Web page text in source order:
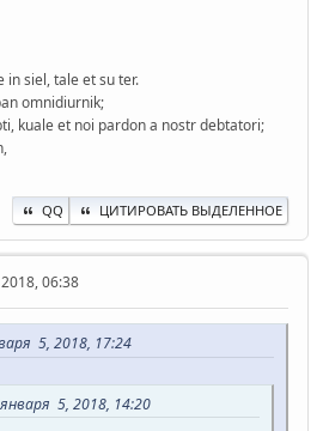
in siel, tale et su ter.
omnidiurnik;
kuale et noi pardon a nostr debtatori;
QQ ЦИТИРОВАТЬ ВЫДЕЛЕННОЕ
06:38
5, 2018, 17:24
5, 2018, 14:20